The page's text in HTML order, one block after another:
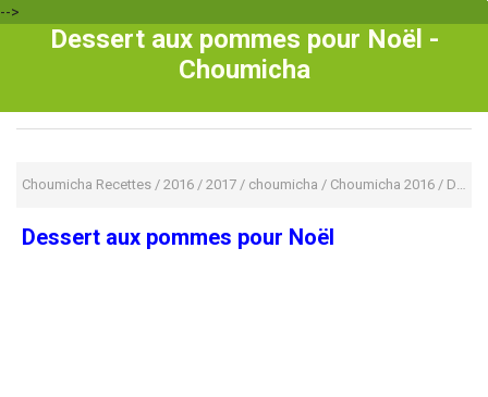
-->
Dessert aux pommes pour Noël -
Choumicha
Choumicha Recettes / 2016 / 2017 / choumicha / Choumicha 2016 / Dessert
Dessert aux pommes pour Noël